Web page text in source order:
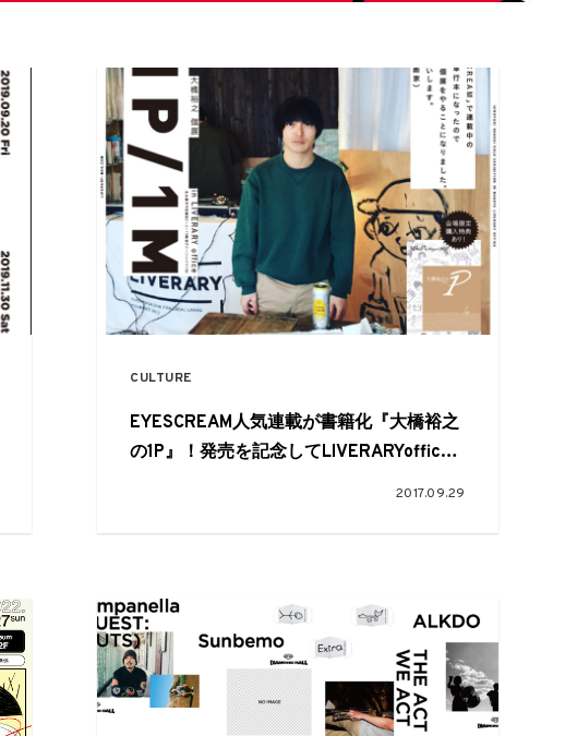
CULTURE
EYESCREAM人気連載が書籍化『大橋裕之
の1P』！発売を記念してLIVERARYoffice
2017.09.29